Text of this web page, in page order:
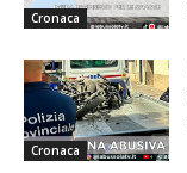
Cronaca
Cronaca